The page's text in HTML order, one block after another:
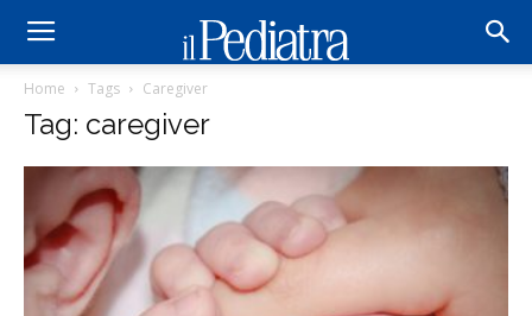
Home Tags Caregiver
Tag: caregiver